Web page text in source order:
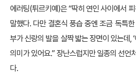
에러팅(튀르키예)은 “딱히 연인 사이에서
말했다. 다만 결혼식 풍습 중엔 조금 독특
부가 신랑의 발을 살짝 밟는 장면이 있는데,
의미가 있어요.” 장난스럽지만 일종의 선언
다.